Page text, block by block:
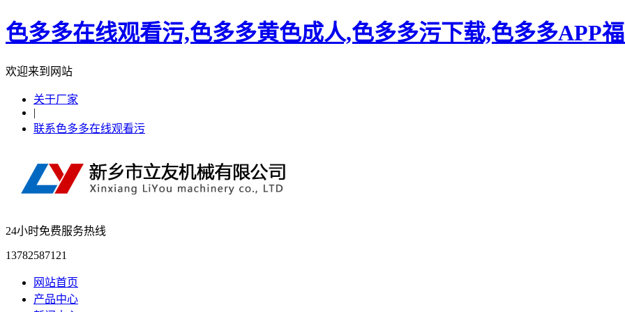
色多多在线观看污,色多多黄色成人,色多多污下载,色多多APP
欢迎来到网站
关于厂家
|
联系色多多在线观看污
24小时免费服务热线
13782587121
网站首页
产品中心